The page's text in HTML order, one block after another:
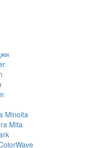
Minolta
Mita